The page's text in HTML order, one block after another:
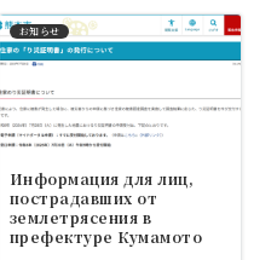
お知らせ
Информация для лиц,
пострадавших от
землетрясения в
префектуре Кумамото